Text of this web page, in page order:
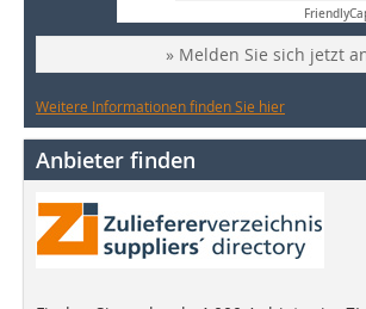
Friendly
» Melden Sie sich jetzt
Weitere Informationen finden Sie hier
Anbieter finden